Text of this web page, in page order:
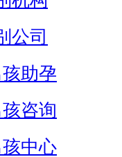
公司
助孕
咨询
中心